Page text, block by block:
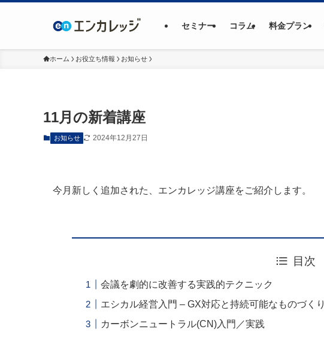
セミナー コラム 料金プラン
ホーム お役立ち情報 お知らせ
11月の新着講座
お知らせ 2024年12月27日
今月新しく追加された、エンカレッジ講座をご紹介します。
目次
会議を劇的に改善する実践的テクニック
エシカル経営入門 – GX対応と持続可能なものづくり
カーボンニュートラル(CN)入門／実践